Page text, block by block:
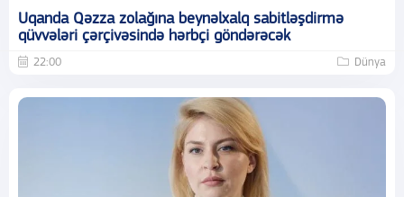
Uqanda Qəzza zolağına beynəlxalq sabitləşdirmə
qüvvələri çərçivəsində hərbçi göndərəcək
22:00 Dünya